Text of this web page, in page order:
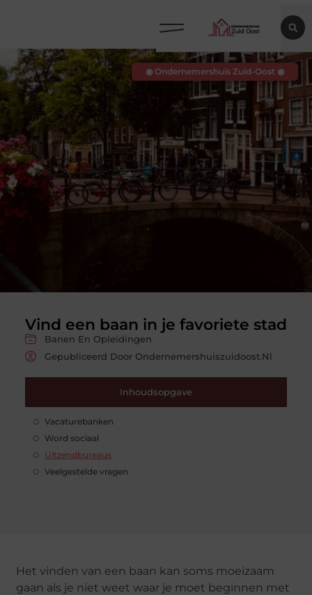
Vind een baan in je favoriete stad
Banen En Opleidingen
Gepubliceerd Door Ondernemershuiszuidoost.nl
Inhoudsopgave
Vacaturebanken
Word sociaal
Uitzendbureaus
Veelgestelde vragen
◉ Ondernemershuis Zuid-Oost ◉
Het vinden van een baan kan soms moeizaam
gaan als je niet weet waar je moet beginnen met